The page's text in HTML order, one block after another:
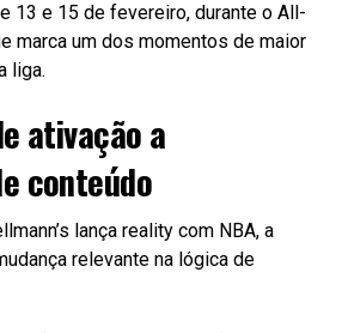
13 e 15 de fevereiro, durante o All-
marca um dos momentos de maior
liga.
ativação a
conteúdo
lança reality com NBA, a
relevante na lógica de